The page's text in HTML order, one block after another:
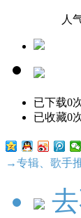
人
已下载0
已收藏0
→专辑、歌手